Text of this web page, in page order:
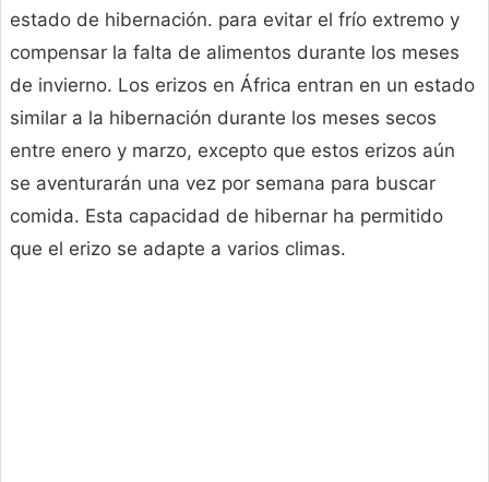
estado de hibernación. para evitar el frío extremo y
compensar la falta de alimentos durante los meses
de invierno. Los erizos en África entran en un estado
similar a la hibernación durante los meses secos
entre enero y marzo, excepto que estos erizos aún
se aventurarán una vez por semana para buscar
comida. Esta capacidad de hibernar ha permitido
que el erizo se adapte a varios climas.